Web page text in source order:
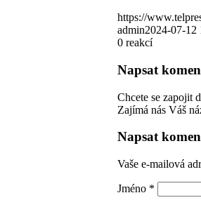
https://
admin2024-07-12
0 reakcí
Napsat
Chcete se zapojit
Zajímá nás Váš
Napsat
Vaše e-mailová
Jméno *